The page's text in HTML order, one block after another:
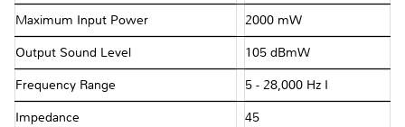
Maximum Input Power 2000 mW
Output Sound Level 105 dBmW
Frequency Range 5 - 28,000 Hz I
Impedance 45 Ω